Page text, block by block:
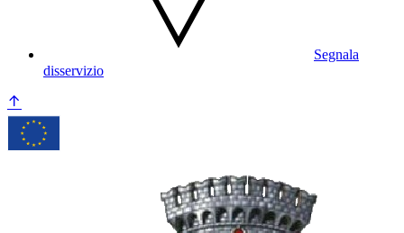
Segnala
disservizio